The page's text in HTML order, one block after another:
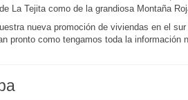
La Tejita como de la grandiosa Montaña
nueva promoción de viviendas en el
pronto como tengamos toda la información